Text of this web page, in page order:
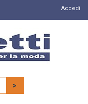
Accedi
>